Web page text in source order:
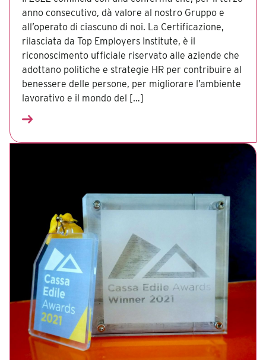
anno consecutivo, dà valore al nostro Gruppo e
all’operato di ciascuno di noi. La Certificazione,
rilasciata da Top Employers Institute, è il
riconoscimento ufficiale riservato alle aziende che
adottano politiche e strategie HR per contribuire al
benessere delle persone, per migliorare l’ambiente
lavorativo e il mondo del […]